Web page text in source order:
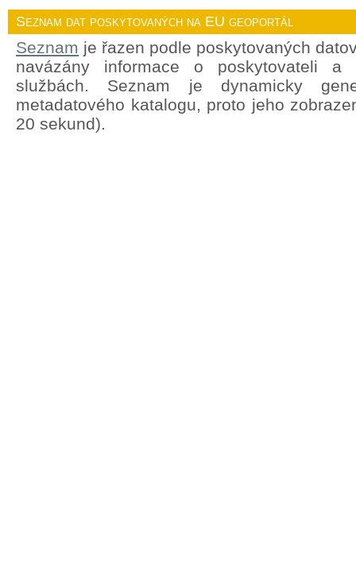
Seznam dat poskytovaných na EU geoportál
Seznam je řazen podle poskytovaných
navázány informace o poskytovateli a
službách. Seznam je dynamicky
metadatového katalogu, proto jeho
20 sekund).